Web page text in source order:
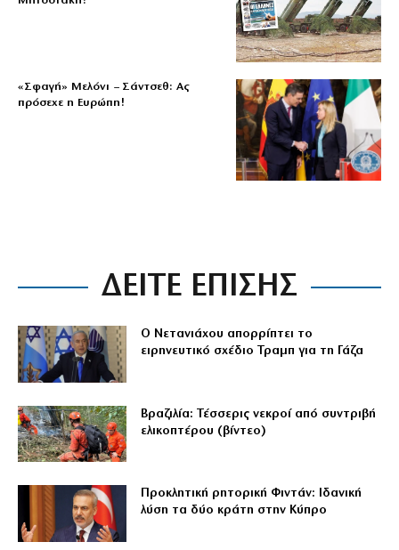
«Σφαγή» Μελόνι – Σάντσεθ: Ας
πρόσεχε η Ευρώπη!
ΔΕΙΤΕ ΕΠΙΣΗΣ
Ο Νετανιάχου απορρίπτει το
ειρηνευτικό σχέδιο Τραμπ για τη Γάζα
Βραζιλία: Τέσσερις νεκροί από συντριβή
ελικοπτέρου (βίντεο)
Προκλητική ρητορική Φιντάν: Ιδανική
λύση τα δύο κράτη στην Κύπρο